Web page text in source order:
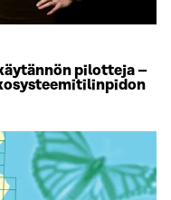
pilotteja –